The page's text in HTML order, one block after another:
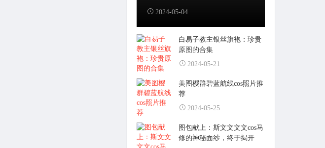
2024-05-04
白易子教主银丝旗袍：珍贵
原图的合集
2024-05-21
美图樱群碧蓝航线cos照片推
荐
2024-05-25
图包献上：斯文文文文cos马
修的神秘面纱，终于揭开